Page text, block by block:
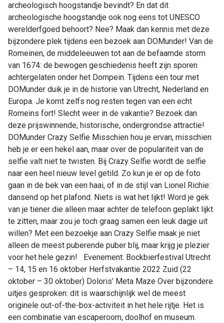
archeologisch hoogstandje bevindt? En dat dit
archeologische hoogstandje ook nog eens tot UNESCO
werelderfgoed behoort? Nee? Maak dan kennis met deze
bijzondere plek tijdens een bezoek aan DOMunder! Van de
Romeinen, de middeleeuwen tot aan de befaamde storm
van 1674: de bewogen geschiedenis heeft zijn sporen
achtergelaten onder het Dompein. Tijdens een tour met
DOMunder duik je in de historie van Utrecht, Nederland en
Europa. Je komt zelfs nog resten tegen van een echt
Romeins fort! Slecht weer in de vakantie? Bezoek dan
deze prijswinnende, historische, ondergrondse attractie!
DOMunder Crazy Selfie Misschien hou je ervan, misschien
heb je er een hekel aan, maar over de populariteit van de
selfie valt niet te twisten. Bij Crazy Selfie wordt de selfie
naar een heel nieuw level getild. Zo kun je er op de foto
gaan in de bek van een haai, of in de stijl van Lionel Richie:
dansend op het plafond. Niets is wat het lijkt! Word je gek
van je tiener die alleen maar achter de telefoon geplakt lijkt
te zitten, maar zou je toch graag samen een leuk dagje uit
willen? Met een bezoekje aan Crazy Selfie maak je niet
alleen de meest puberende puber blij, maar krijg je plezier
voor het hele gezin! Evenement: Bockbierfestival Utrecht
– 14, 15 en 16 oktober Herfstvakantie 2022 Zuid (22
oktober – 30 oktober) Doloris’ Meta Maze Over bijzondere
uitjes gesproken: dit is waarschijnlijk wel de meest
originele out-of-the-box-activiteit in het hele rijtje. Het is
een combinatie van escaperoom, doolhof en museum.